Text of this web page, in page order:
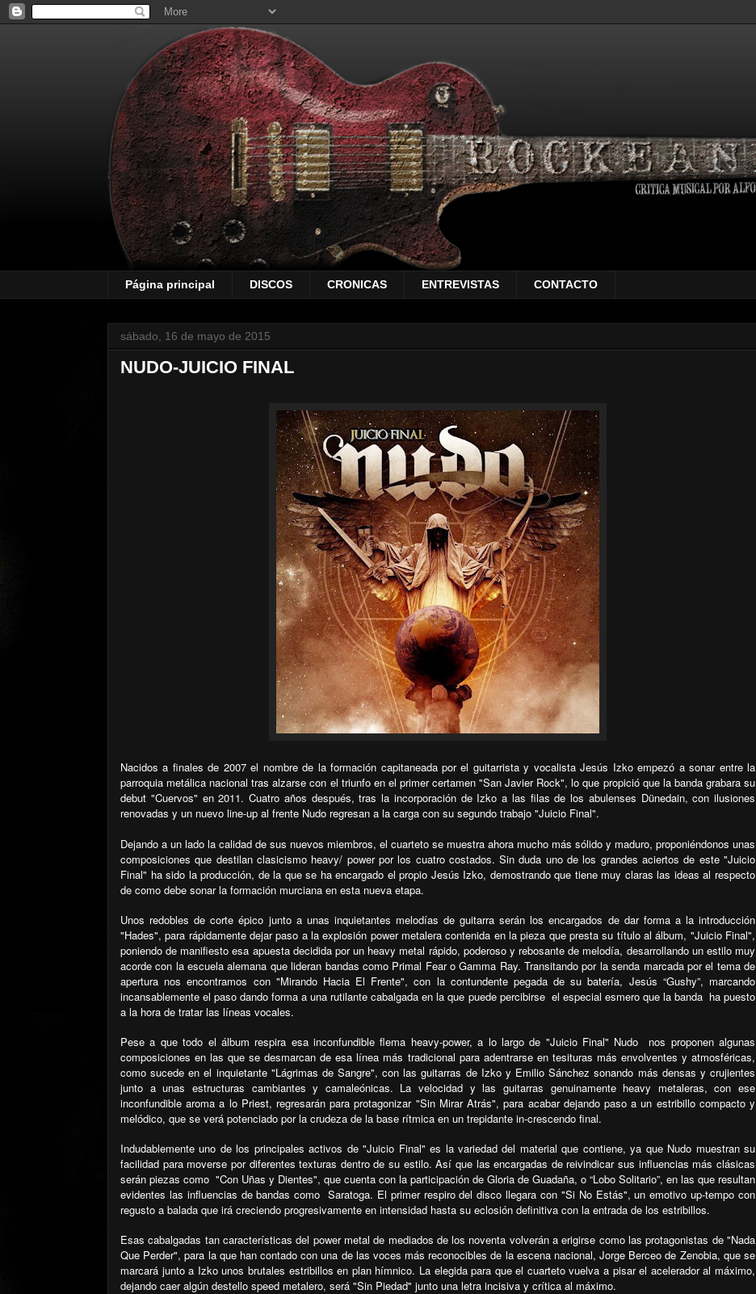
Página principal DISCOS CRONICAS ENTREVISTAS CONTACTO
sábado, 16 de mayo de 2015
NUDO-JUICIO FINAL
Nacidos a finales de 2007 el nombre de la formación capitaneada por el guitarrista y vocalista Jesús Izko empezó a sonar entre la
parroquia metálica nacional tras alzarse con el triunfo en el primer certamen "San Javier Rock", lo que propició que la banda grabara su
debut "Cuervos" en 2011. Cuatro años después, tras la incorporación de Izko a las filas de los abulenses Dünedain, con ilusiones
renovadas y un nuevo line-up al frente Nudo regresan a la carga con su segundo trabajo "Juicio Final".
Dejando a un lado la calidad de sus nuevos miembros, el cuarteto se muestra ahora mucho más sólido y maduro, proponiéndonos unas
composiciones que destilan clasicismo heavy/ power por los cuatro costados. Sin duda uno de los grandes aciertos de este "Juicio
Final" ha sido la producción, de la que se ha encargado el propio Jesús Izko, demostrando que tiene muy claras las ideas al respecto
de como debe sonar la formación murciana en esta nueva etapa.
Unos redobles de corte épico junto a unas inquietantes melodías de guitarra serán los encargados de dar forma a la introducción
"Hades", para rápidamente dejar paso a la explosión power metalera contenida en la pieza que presta su título al álbum, "Juicio Final",
poniendo de manifiesto esa apuesta decidida por un heavy metal rápido, poderoso y rebosante de melodía, desarrollando un estilo muy
acorde con la escuela alemana que lideran bandas como Primal Fear o Gamma Ray. Transitando por la senda marcada por el tema de
apertura nos encontramos con "Mirando Hacia El Frente", con la contundente pegada de su batería, Jesús “Gushy”, marcando
incansablemente el paso dando forma a una rutilante cabalgada en la que puede percibirse el especial esmero que la banda ha puesto
a la hora de tratar las líneas vocales.
Pese a que todo el álbum respira esa inconfundible flema heavy-power, a lo largo de "Juicio Final" Nudo
nos proponen algunas
composiciones en las que se desmarcan de esa línea más tradicional para adentrarse en tesituras más envolventes y atmosféricas,
como sucede en el inquietante "Lágrimas de Sangre", con las guitarras de Izko y Emilio Sánchez sonando más densas y crujientes
junto a unas estructuras cambiantes y camaleónicas. La velocidad y las guitarras genuinamente heavy metaleras, con ese
inconfundible aroma a lo Priest, regresarán para protagonizar "Sin Mirar Atrás", para acabar dejando paso a un estribillo compacto y
melódico, que se verá potenciado por la crudeza de la base rítmica en un trepidante in-crescendo final.
Indudablemente uno de los principales activos de "Juicio Final" es la variedad del material que contiene, ya que Nudo muestran su
facilidad para moverse por diferentes texturas dentro de su estilo. Así que las encargadas de reivindicar sus influencias más clásicas
serán piezas como "Con Uñas y Dientes", que cuenta con la participación de Gloria de Guadaña, o “Lobo Solitario”, en las que resultan
evidentes las influencias de bandas como Saratoga. El primer respiro del disco llegara con "Si No Estás", un emotivo up-tempo con
regusto a balada que irá creciendo progresivamente en intensidad hasta su eclosión definitiva con la entrada de los estribillos.
Esas cabalgadas tan características del power metal de mediados de los noventa volverán a erigirse como las protagonistas de "Nada
Que Perder", para la que han contado con una de las voces más reconocibles de la escena nacional, Jorge Berceo de Zenobia, que se
marcará junto a Izko unos brutales estribillos en plan hímnico. La elegida para que el cuarteto vuelva a pisar el acelerador al máximo,
dejando caer algún destello speed metalero, será "Sin Piedad" junto una letra incisiva y crítica al máximo.